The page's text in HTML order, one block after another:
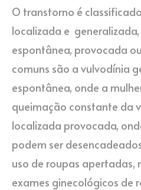
O transtorno é
localizada e
espontânea, provocada
comuns são a vulvodínia
espontânea, onde a
queimação constante da
localizada provocada,
podem ser
uso de roupas apertadas,
exames ginecológicos de